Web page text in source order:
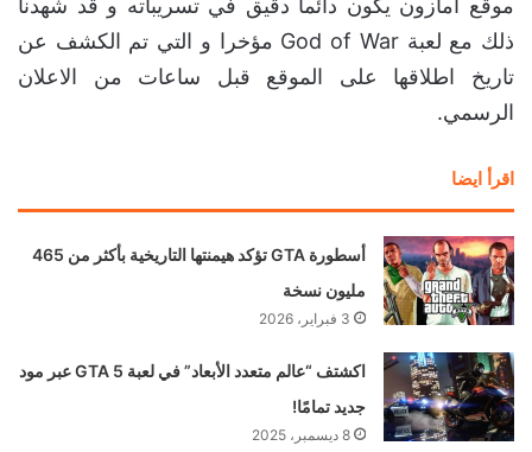
موقع امازون يكون دائما دقيق في تسريباته و قد شهدنا
ذلك مع لعبة God of War مؤخرا و التي تم الكشف عن
تاريخ اطلاقها على الموقع قبل ساعات من الاعلان
الرسمي.
اقرأ ايضا
أسطورة GTA تؤكد هيمنتها التاريخية بأكثر من 465
مليون نسخة
3 فبراير، 2026
اكشتف “عالم متعدد الأبعاد” في لعبة GTA 5 عبر مود
جديد تمامًا!
8 ديسمبر، 2025